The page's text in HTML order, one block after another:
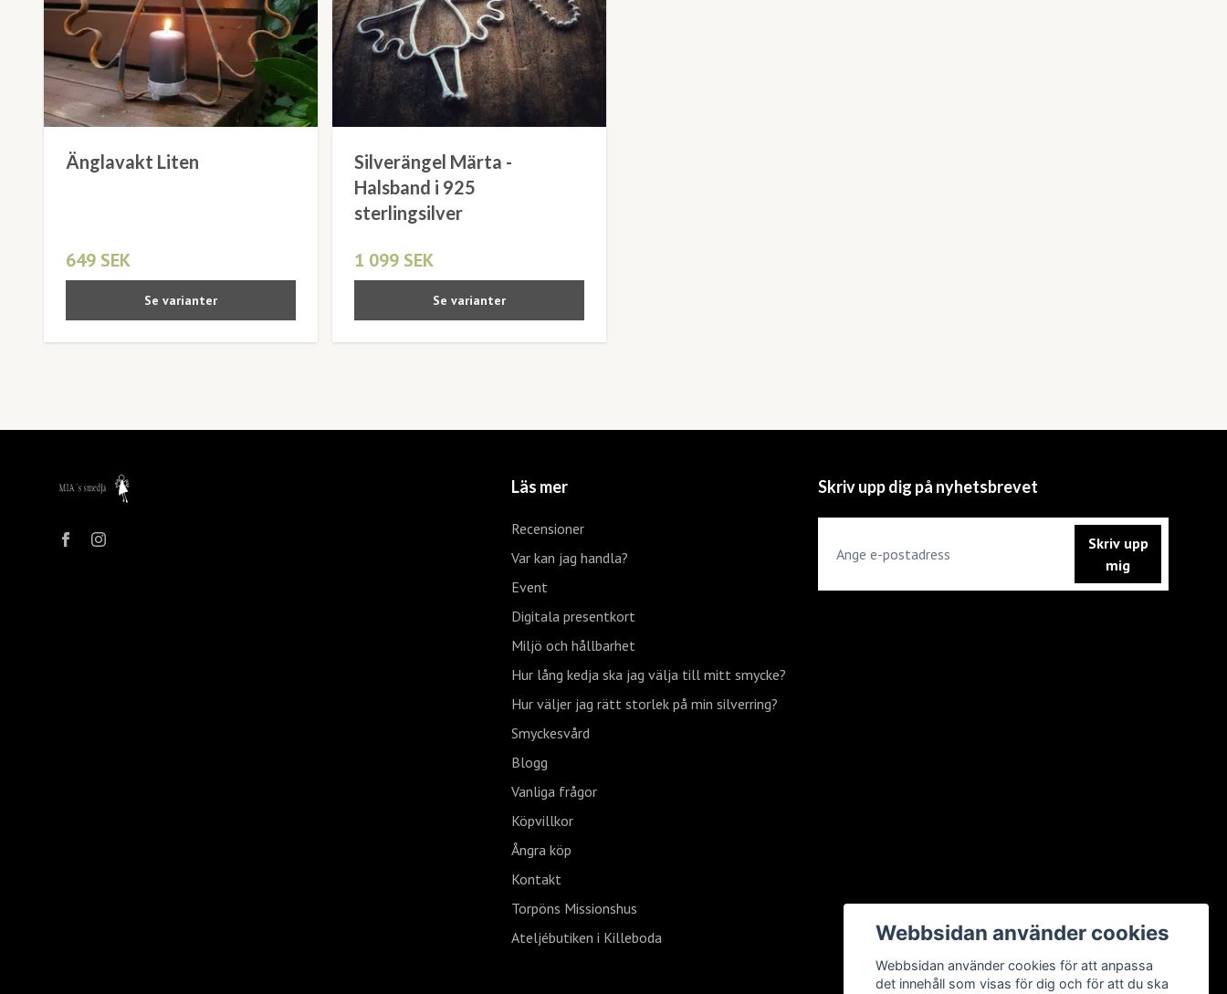
Änglavakt Liten
649 SEK
Se varianter
Silverängel Märta -
Halsband i 925
sterlingsilver
1 099 SEK
Se varianter
Läs mer
Recensioner
Var kan jag handla?
Event
Digitala presentkort
Miljö och hållbarhet
Hur lång kedja ska jag välja till mitt smycke?
Hur väljer jag rätt storlek på min silverring?
Smyckesvård
Blogg
Vanliga frågor
Köpvillkor
Ångra köp
Kontakt
Torpöns Missionshus
Ateljébutiken i Killeboda
Skriv upp dig på nyhetsbrevet
Skriv upp
mig
Webbsidan använder cookies
Webbsidan använder cookies för att anpassa
det innehåll som visas för dig och för att du ska